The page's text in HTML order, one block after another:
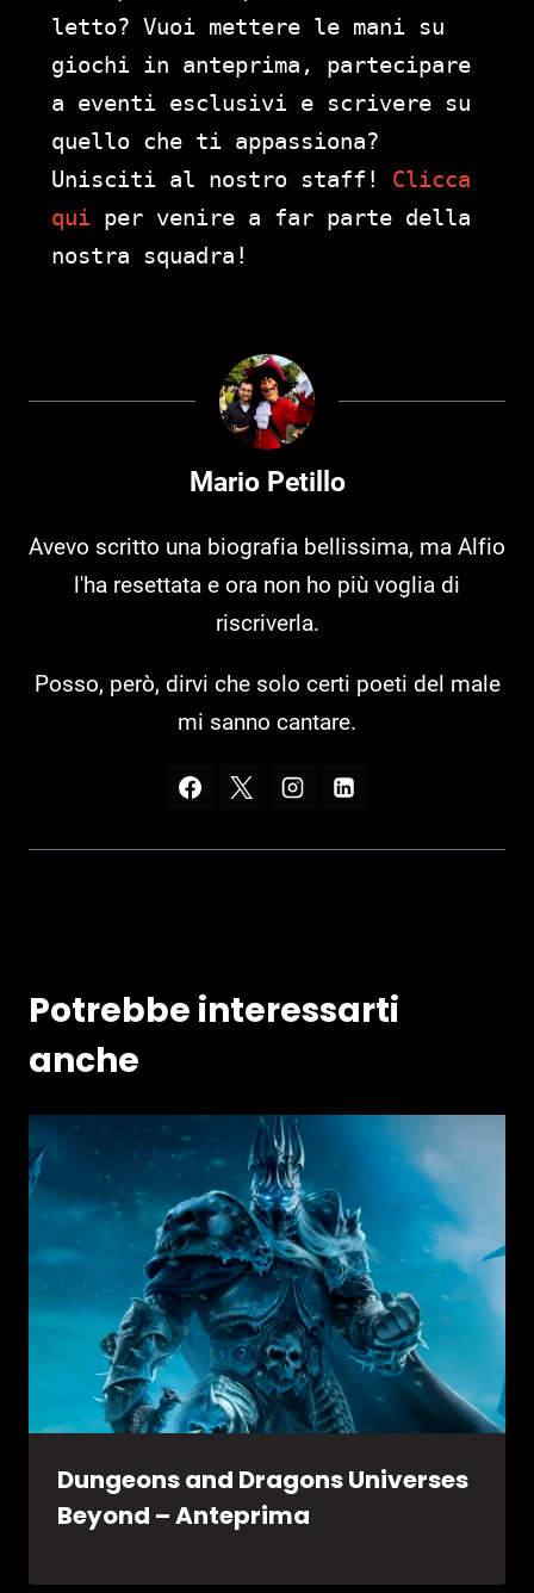
letto? Vuoi mettere le mani su
giochi in anteprima, partecipare
a eventi esclusivi e scrivere su
quello che ti appassiona?
Unisciti al nostro staff! Clicca
qui per venire a far parte della
nostra squadra!
Mario Petillo
Avevo scritto una biografia bellissima, ma Alfio
l'ha resettata e ora non ho più voglia di
riscriverla.
Posso, però, dirvi che solo certi poeti del male
mi sanno cantare.
Potrebbe interessarti
anche
Dungeons and Dragons Universes
Beyond – Anteprima